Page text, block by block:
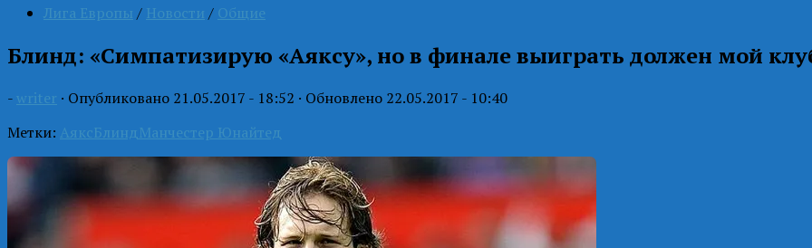
Лига Европы / Новости / Общие
Блинд: «Симпатизирую «Аяксу», но в финале выиграть должен мой
- writer · Опубликовано 21.05.2017 - 18:52 · Обновлено 22.05.2017 - 10:40
Метки: АяксБлинд Манчестер Юнайтед